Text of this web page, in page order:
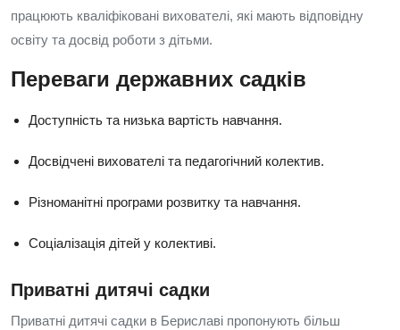
працюють кваліфіковані вихователі, які мають відповідну
освіту та досвід роботи з дітьми.
Переваги державних садків
Доступність та низька вартість навчання.
Досвідчені вихователі та педагогічний колектив.
Різноманітні програми розвитку та навчання.
Соціалізація дітей у колективі.
Приватні дитячі садки
Приватні дитячі садки в Бериславі пропонують більш